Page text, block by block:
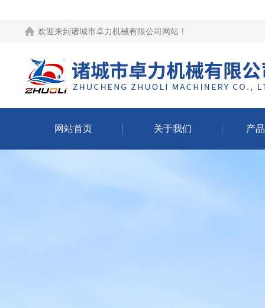
欢迎来到 诸城市卓力机械有限公司网站 ！
网站首页 关于我们 产